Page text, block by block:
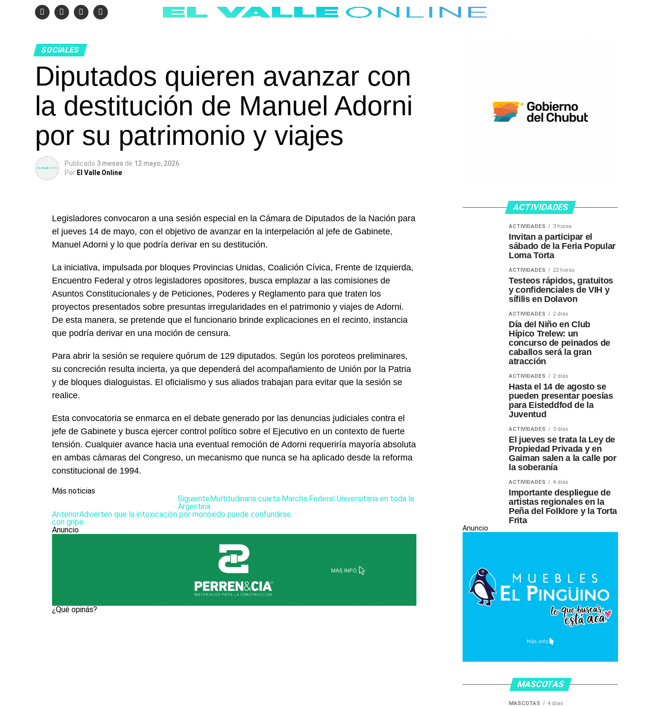
SOCIALES
Diputados quieren avanzar con
la destitución de Manuel Adorni
por su patrimonio y viajes
Publicado 3 meses de 12 mayo, 2026
Por El Valle Online
Legisladores convocaron a una sesión especial en la Cámara de Diputados de la Nación para
el jueves 14 de mayo, con el objetivo de avanzar en la interpelación al jefe de Gabinete,
Manuel Adorni y lo que podría derivar en su destitución.
La iniciativa, impulsada por bloques Provincias Unidas, Coalición Cívica, Frente de Izquierda,
Encuentro Federal y otros legisladores opositores, busca emplazar a las comisiones de
Asuntos Constitucionales y de Peticiones, Poderes y Reglamento para que traten los
proyectos presentados sobre presuntas irregularidades en el patrimonio y viajes de Adorni.
De esta manera, se pretende que el funcionario brinde explicaciones en el recinto, instancia
que podría derivar en una moción de censura.
Para abrir la sesión se requiere quórum de 129 diputados. Según los poroteos preliminares,
su concreción resulta incierta, ya que dependerá del acompañamiento de Unión por la Patria
y de bloques dialoguistas. El oficialismo y sus aliados trabajan para evitar que la sesión se
realice.
Esta convocatoria se enmarca en el debate generado por las denuncias judiciales contra el
jefe de Gabinete y busca ejercer control político sobre el Ejecutivo en un contexto de fuerte
tensión. Cualquier avance hacia una eventual remoción de Adorni requeriría mayoría absoluta
en ambas cámaras del Congreso, un mecanismo que nunca se ha aplicado desde la reforma
constitucional de 1994.
Más noticias
SiguienteMultitudinaria cuarta Marcha Federal Universitaria en toda la
Argentina
AnteriorAdvierten que la intoxicación por monóxido puede confundirse
con gripe
Anuncio
¿Qué opinás?
ACTIVIDADES
ACTIVIDADES 3 horas
Invitan a participar el
sábado de la Feria Popular
Loma Torta
ACTIVIDADES 22 horas
Testeos rápidos, gratuitos
y confidenciales de VIH y
sífilis en Dolavon
ACTIVIDADES 2 días
Día del Niño en Club
Hípico Trelew: un
concurso de peinados de
caballos será la gran
atracción
ACTIVIDADES 2 días
Hasta el 14 de agosto se
pueden presentar poesías
para Eisteddfod de la
Juventud
ACTIVIDADES 3 días
El jueves se trata la Ley de
Propiedad Privada y en
Gaiman salen a la calle por
la soberanía
ACTIVIDADES 4 días
Importante despliegue de
artistas regionales en la
Peña del Folklore y la Torta
Frita
Anuncio
MASCOTAS
MASCOTAS 4 días